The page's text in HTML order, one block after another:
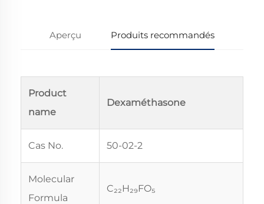
Aperçu Produits recommandés
Product
name
Dexaméthasone
Cas No. 50-02-2
Molecular
Formula
C₂₂H₂₉FO₅